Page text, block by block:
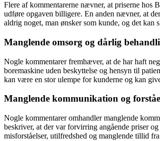
Flere af kommentarerne nævner, at priserne hos
udføre opgaven billigere. En anden nævner, at
aldrig noget, man ønsker som kunde, og det kan
Manglende omsorg og dårlig
Nogle kommentarer fremhæver, at de har haft
boremaskine uden beskyttelse og hensyn til
kan være en stor ulempe for kunderne og kan
Manglende kommunikation og
Nogle kommentarer omhandler manglende
beskriver, at der var forvirring angående priser
misforståelser, utilfredshed og manglende tillid